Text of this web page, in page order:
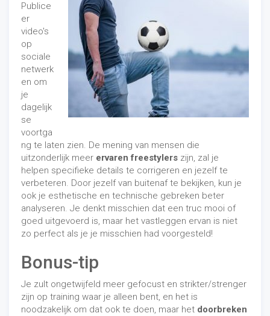
Publice
er
video's
op
sociale
netwerk
en om
je
dagelijk
se
voortga
ng te laten zien. De mening van mensen die
uitzonderlijk meer ervaren freestylers zijn, zal je
helpen specifieke details te corrigeren en jezelf te
verbeteren. Door jezelf van buitenaf te bekijken, kun je
ook je esthetische en technische gebreken beter
analyseren. Je denkt misschien dat een truc mooi of
goed uitgevoerd is, maar het vastleggen ervan is niet
zo perfect als je je misschien had voorgesteld!
Bonus-tip
Je zult ongetwijfeld meer gefocust en strikter/strenger
zijn op training waar je alleen bent, en het is
noodzakelijk om dat ook te doen, maar het doorbreken